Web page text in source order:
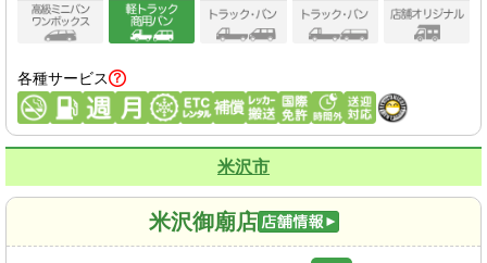
各種サービス
米沢市
米沢御廟店